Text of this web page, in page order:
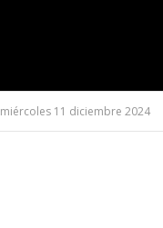
miércoles 11 diciembre 2024